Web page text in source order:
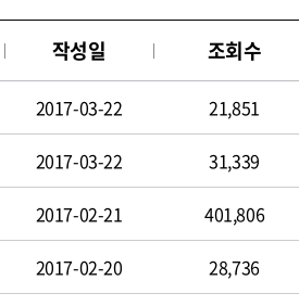
작성일 조회수
2017-03-22 21,851
2017-03-22 31,339
2017-02-21 401,806
2017-02-20 28,736